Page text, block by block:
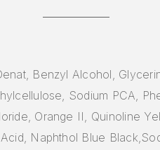
Benzyl Alcohol,
Sodium PCA,
Orange II, Quinoline
Naphthol Blue